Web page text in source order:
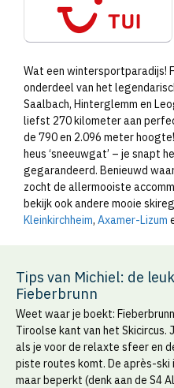
Wat een wintersportparadijs!
onderdeel van het
Saalbach, Hinterglemm en
liefst 270 kilometer aan
de 790 en 2.096 meter
heus ‘sneeuwgat’ – je snapt
gegarandeerd. Benieuwd
zocht de allermooiste
bekijk ook andere mooie
Kleinkirchheim, Axamer-Lizum
Tips van Michiel: de
Fieberbrunn
Weet waar je boekt:
Tiroolse kant van het Skicircus.
als je voor de relaxte sfeer en
piste routes komt. De après-ski
maar beperkt (denk aan de S4